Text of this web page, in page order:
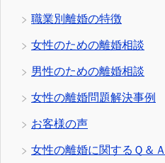
職業別離婚の特徴
女性のための離婚相談
男性のための離婚相談
女性の離婚問題解決事例
お客様の声
女性の離婚に関するＱ＆Ａ